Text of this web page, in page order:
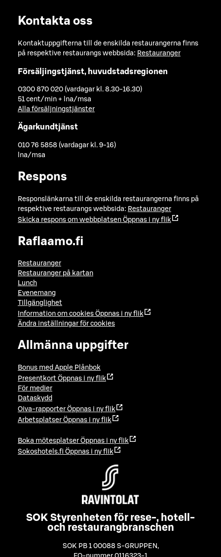
Kontakta oss
Kontaktuppgifterna till de enskilda restaurangerna finns
på respektive restaurangs webbsida: Restauranger
Försäljingstjänst, huvudstadsregionen
0300 870 020 (vardagar kl. 8.30-16.30)
51 cent/min + lna/msa
Alla försäljningstjänster
Ägarkundtjänst
010 76 5858 (vardagar kl. 9-16)
lna/msa
Respons
Responslänkarna till de enskilda restaurangerna finns på
respektive restaurangs webbsida: Restauranger
Skicka respons om webbplatsen Öppnas i ny flik
Raflaamo.fi
Restauranger
Restauranger på kartan
Lunch
Evenemang
Tillgänglighet
Information om cookies Öppnas i ny flik
Ändra inställningar för cookies
Allmänna uppgifter
Bonus med Apple Plånbok
Presentkort Öppnas i ny flik
För medier
Dataskydd
Oiva-rapporter Öppnas i ny flik
Arbetsplatser Öppnas i ny flik
Boka mötesplatser Öppnas i ny flik
Sokoshotels.fi Öppnas i ny flik
SOK Styrenheten för rese-, hotell-
och restaurangbranschen
SOK PB 1 00088 S-GRUPPEN ,